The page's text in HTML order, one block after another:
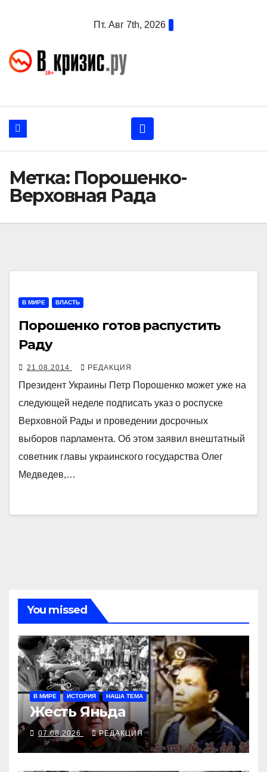
Пт. Авг 7th, 2026
Метка: Порошенко-
Верховная Рада
В МИРЕ ВЛАСТЬ
Порошенко готов распустить
Раду
21.08.2014 РЕДАКЦИЯ
Президент Украины Петр Порошенко может уже на
следующей неделе подписать указ о роспуске
Верховной Рады и проведении досрочных
выборов парламента. Об этом заявил внештатный
советник главы украинского государства Олег
Медведев,…
You missed
В МИРЕ ИСТОРИЯ НАША ТЕМА
Жесть Яньда
07.08.2026 РЕДАКЦИЯ